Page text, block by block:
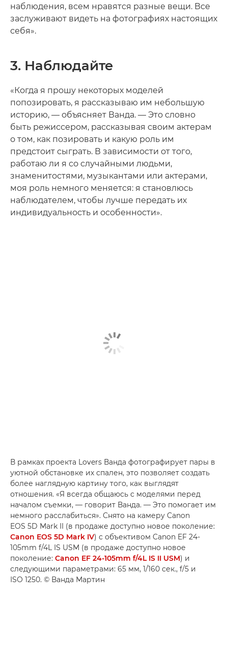
наблюдения, всем нравятся разные вещи. Все
заслуживают видеть на фотографиях настоящих
себя».
3. Наблюдайте
«Когда я прошу некоторых моделей
попозировать, я рассказываю им небольшую
историю, — объясняет Ванда. — Это словно
быть режиссером, рассказывая своим актерам
о том, как позировать и какую роль им
предстоит сыграть. В зависимости от того,
работаю ли я со случайными людьми,
знаменитостями, музыкантами или актерами,
моя роль немного меняется: я становлюсь
наблюдателем, чтобы лучше передать их
индивидуальность и особенности».
В рамках проекта Lovers Ванда фотографирует пары в
уютной обстановке их спален, это позволяет создать
более наглядную картину того, как выглядят
отношения. «Я всегда общаюсь с моделями перед
началом съемки, — говорит Ванда. — Это помогает им
немного расслабиться». Снято на камеру Canon
EOS 5D Mark II (в продаже доступно новое поколение:
Canon EOS 5D Mark IV) с объективом Canon EF 24-
105mm f/4L IS USM (в продаже доступно новое
поколение: Canon EF 24-105mm f/4L IS II USM) и
следующими параметрами: 65 мм, 1/160 сек., f/5 и
ISO 1250. © Ванда Мартин